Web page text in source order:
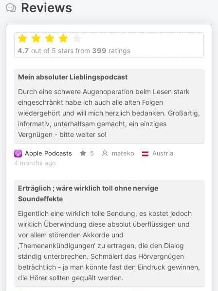
Reviews
4.7 out of 5 stars from 399 ratings
Mein absoluter Lieblingspodcast
Durch eine schwere Augenoperation beim Lesen stark
eingeschränkt habe ich auch alle alten Folgen
wiedergehört und will mich herzlich bedanken. Großartig,
informativ, unterhaltsam gemacht, ein einziges
Vergnügen - bitte weiter so!
Apple Podcasts 5 mateko
Austria
4 months ago
Erträglich ; wäre wirklich toll ohne nervige
Soundeffekte
Eigentlich eine wirklich tolle Sendung, es kostet jedoch
wirklich Überwindung diese absolut überflüssigen und
vor allem störenden Akkorde und
‚Themenankündigungen‘ zu ertragen, die den Dialog
ständig unterbrechen. Schmälert das Hörvergnügen
beträchtlich - ja man könnte fast den Eindruck gewinnen,
die Hörer sollten gequält werden.